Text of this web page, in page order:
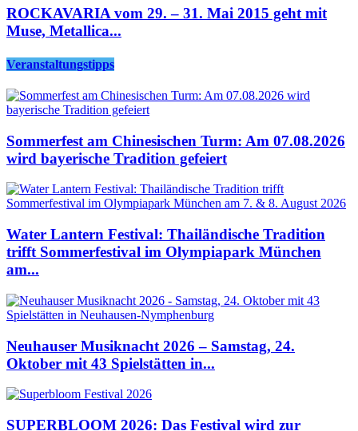
ROCKAVARIA vom 29. – 31. Mai 2015 geht mit
Muse, Metallica...
Veranstaltungstipps
Sommerfest am Chinesischen Turm: Am 07.08.2026
wird bayerische Tradition gefeiert
Water Lantern Festival: Thailändische Tradition
trifft Sommerfestival im Olympiapark München
am...
Neuhauser Musiknacht 2026 – Samstag, 24.
Oktober mit 43 Spielstätten in...
SUPERBLOOM 2026: Das Festival wird zur